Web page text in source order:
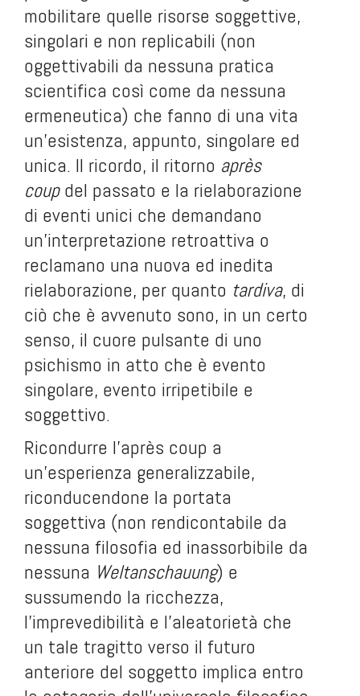
mobilitare quelle risorse soggettive,
singolari e non replicabili (non
oggettivabili da nessuna pratica
scientifica così come da nessuna
ermeneutica) che fanno di una vita
un'esistenza, appunto, singolare ed
unica. Il ricordo, il ritorno après
coup del passato e la rielaborazione
di eventi unici che demandano
un'interpretazione retroattiva o
reclamano una nuova ed inedita
rielaborazione, per quanto tardiva, di
ciò che è avvenuto sono, in un certo
senso, il cuore pulsante di uno
psichismo in atto che è evento
singolare, evento irripetibile e
soggettivo.
Ricondurre l'après coup a
un'esperienza generalizzabile,
riconducendone la portata
soggettiva (non rendicontabile da
nessuna filosofia ed inassorbibile da
nessuna Weltanschauung) e
sussumendo la ricchezza,
l'imprevedibilità e l'aleatorietà che
un tale tragitto verso il futuro
anteriore del soggetto implica entro